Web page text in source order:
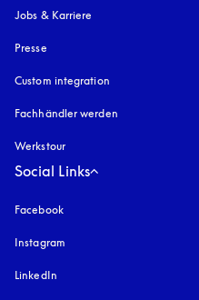
Jobs & Karriere
Presse
Custom integration
Fachhändler werden
Werkstour
Social Links
Facebook
Instagram
LinkedIn